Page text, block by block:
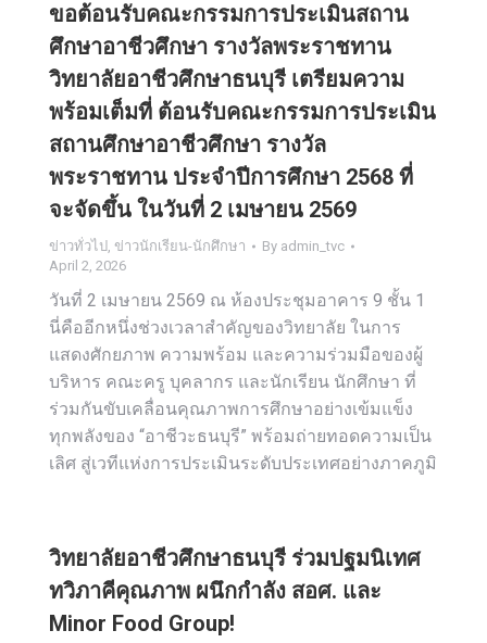
ขอต้อนรับคณะกรรมการประเมินสถาน
ศึกษาอาชีวศึกษา รางวัลพระราชทาน
วิทยาลัยอาชีวศึกษาธนบุรี เตรียมความ
พร้อมเต็มที่ ต้อนรับคณะกรรมการประเมิน
สถานศึกษาอาชีวศึกษา รางวัล
พระราชทาน ประจำปีการศึกษา 2568 ที่
จะจัดขึ้น ในวันที่ 2 เมษายน 2569
ข่าวทั่วไป, ข่าวนักเรียน-นักศึกษา By admin_tvc
April 2, 2026
วันที่ 2 เมษายน 2569 ณ ห้องประชุมอาคาร 9 ชั้น 1
นี่คืออีกหนึ่งช่วงเวลาสำคัญของวิทยาลัย ในการ
แสดงศักยภาพ ความพร้อม และความร่วมมือของผู้
บริหาร คณะครู บุคลากร และนักเรียน นักศึกษา ที่
ร่วมกันขับเคลื่อนคุณภาพการศึกษาอย่างเข้มแข็ง
ทุกพลังของ “อาชีวะธนบุรี” พร้อมถ่ายทอดความเป็น
เลิศ สู่เวทีแห่งการประเมินระดับประเทศอย่างภาคภูมิ
วิทยาลัยอาชีวศึกษาธนบุรี ร่วมปฐมนิเทศ
ทวิภาคีคุณภาพ ผนึกกำลัง สอศ. และ
Minor Food Group!